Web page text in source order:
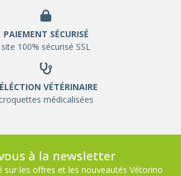
PAIEMENT SÉCURISÉ
site 100% sécurisé SSL
VÉTÉRINAIRE
médicalisées
à la newsletter
sur les offres et les nouveautés Vétorino